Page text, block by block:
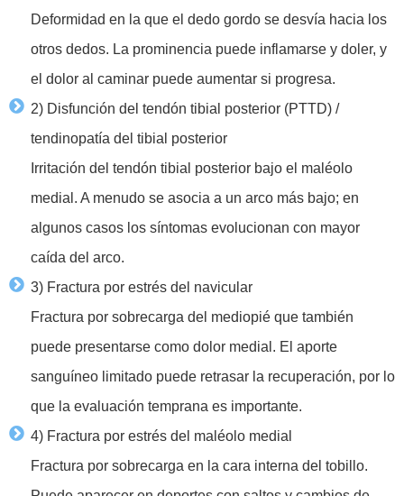
Deformidad en la que el dedo gordo se desvía hacia los
otros dedos. La prominencia puede inflamarse y doler, y
el dolor al caminar puede aumentar si progresa.
2) Disfunción del tendón tibial posterior (PTTD) /
tendinopatía del tibial posterior
Irritación del tendón tibial posterior bajo el maléolo
medial. A menudo se asocia a un arco más bajo; en
algunos casos los síntomas evolucionan con mayor
caída del arco.
3) Fractura por estrés del navicular
Fractura por sobrecarga del mediopié que también
puede presentarse como dolor medial. El aporte
sanguíneo limitado puede retrasar la recuperación, por lo
que la evaluación temprana es importante.
4) Fractura por estrés del maléolo medial
Fractura por sobrecarga en la cara interna del tobillo.